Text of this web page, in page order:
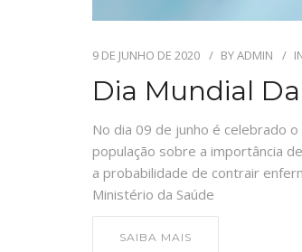
9 DE JUNHO DE 2020 BYADMIN
Dia Mundial
No dia 09 de junho é celebrado
população sobre a importância
a probabilidade de contrair
Ministério da Saúde
SAIBA MAIS